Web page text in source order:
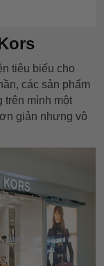
tiêu biểu cho
các sản phẩm
trên mình một
giản nhưng vô